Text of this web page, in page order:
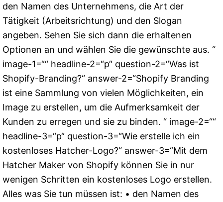
den Namen des Unternehmens, die Art der
Tätigkeit (Arbeitsrichtung) und den Slogan
angeben. Sehen Sie sich dann die erhaltenen
Optionen an und wählen Sie die gewünschte aus. “
image-1=““ headline-2=“p“ question-2=“Was ist
Shopify-Branding?“ answer-2=“Shopify Branding
ist eine Sammlung von vielen Möglichkeiten, ein
Image zu erstellen, um die Aufmerksamkeit der
Kunden zu erregen und sie zu binden. “ image-2=““
headline-3=“p“ question-3=“Wie erstelle ich ein
kostenloses Hatcher-Logo?“ answer-3=“Mit dem
Hatcher Maker von Shopify können Sie in nur
wenigen Schritten ein kostenloses Logo erstellen.
Alles was Sie tun müssen ist: • den Namen des